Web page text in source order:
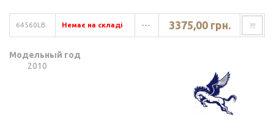
64560LB Немає на складі --- 3375,00 грн.
Модельный год
2010